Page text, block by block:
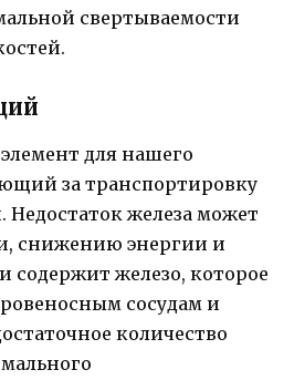
свертываемости
для нашего
за транспортировку
Недостаток железа может
снижению энергии и
содержит железо, которое
сосудам и
количество